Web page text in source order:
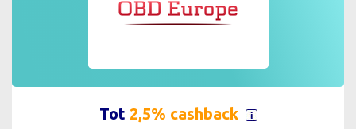
Tot 2,5% cashback